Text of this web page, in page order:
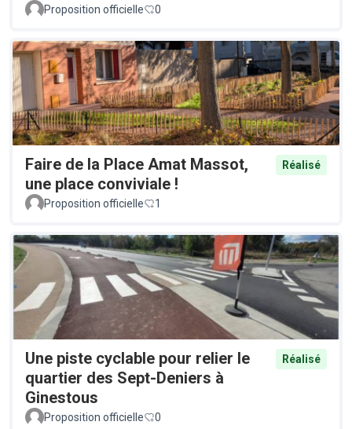
Proposition officielle
0
Faire de la Place Amat Massot,
une place conviviale !
Réalisé
Proposition officielle 1
Une piste cyclable pour relier le
quartier des Sept-Deniers à
Ginestous
Réalisé
Proposition officielle 0